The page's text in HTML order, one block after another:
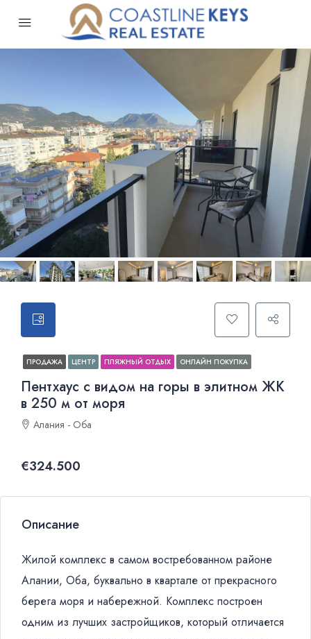
ПРОДАЖА ЦЕНТР ПЛЯЖНЫЙ ОТДЫХ ОНЛАЙН ПОКУПКА
Пентхаус с видом на горы в элитном ЖК
в 250 м от моря
Алания - Оба
€324.500
Описание
Жилой комплекс в самом востребованном районе
Алании, Оба, буквально в квартале от прекрасного
берега моря и набережной. Комплекс построен
одним из лучших застройщиков, который отличается